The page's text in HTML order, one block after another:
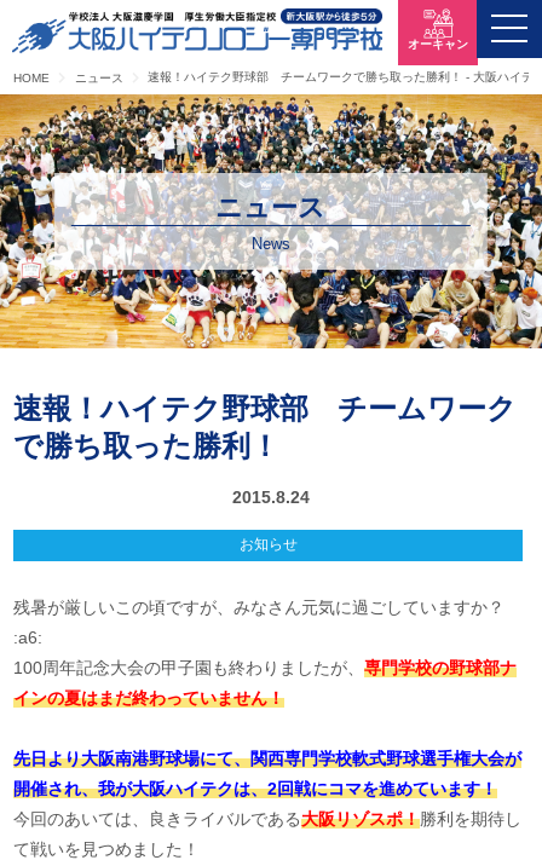
HOME ニュース 速報！ハイテク野球部 チームワークで勝ち取った勝利！ - 大阪ハイテ
オーキャン
ニュース
News
速報！ハイテク野球部 チームワーク
で勝ち取った勝利！
2015.8.24
お知らせ
残暑が厳しいこの頃ですが、みなさん元気に過ごしていますか？
:a6:
100周年記念大会の甲子園も終わりましたが、専門学校の野球部ナ
インの夏はまだ終わっていません！
先日より大阪南港野球場にて、関西専門学校軟式野球選手権大会が
開催され、我が大阪ハイテクは、2回戦にコマを進めています！
今回のあいては、良きライバルである大阪リゾスポ！勝利を期待し
て戦いを見つめました！